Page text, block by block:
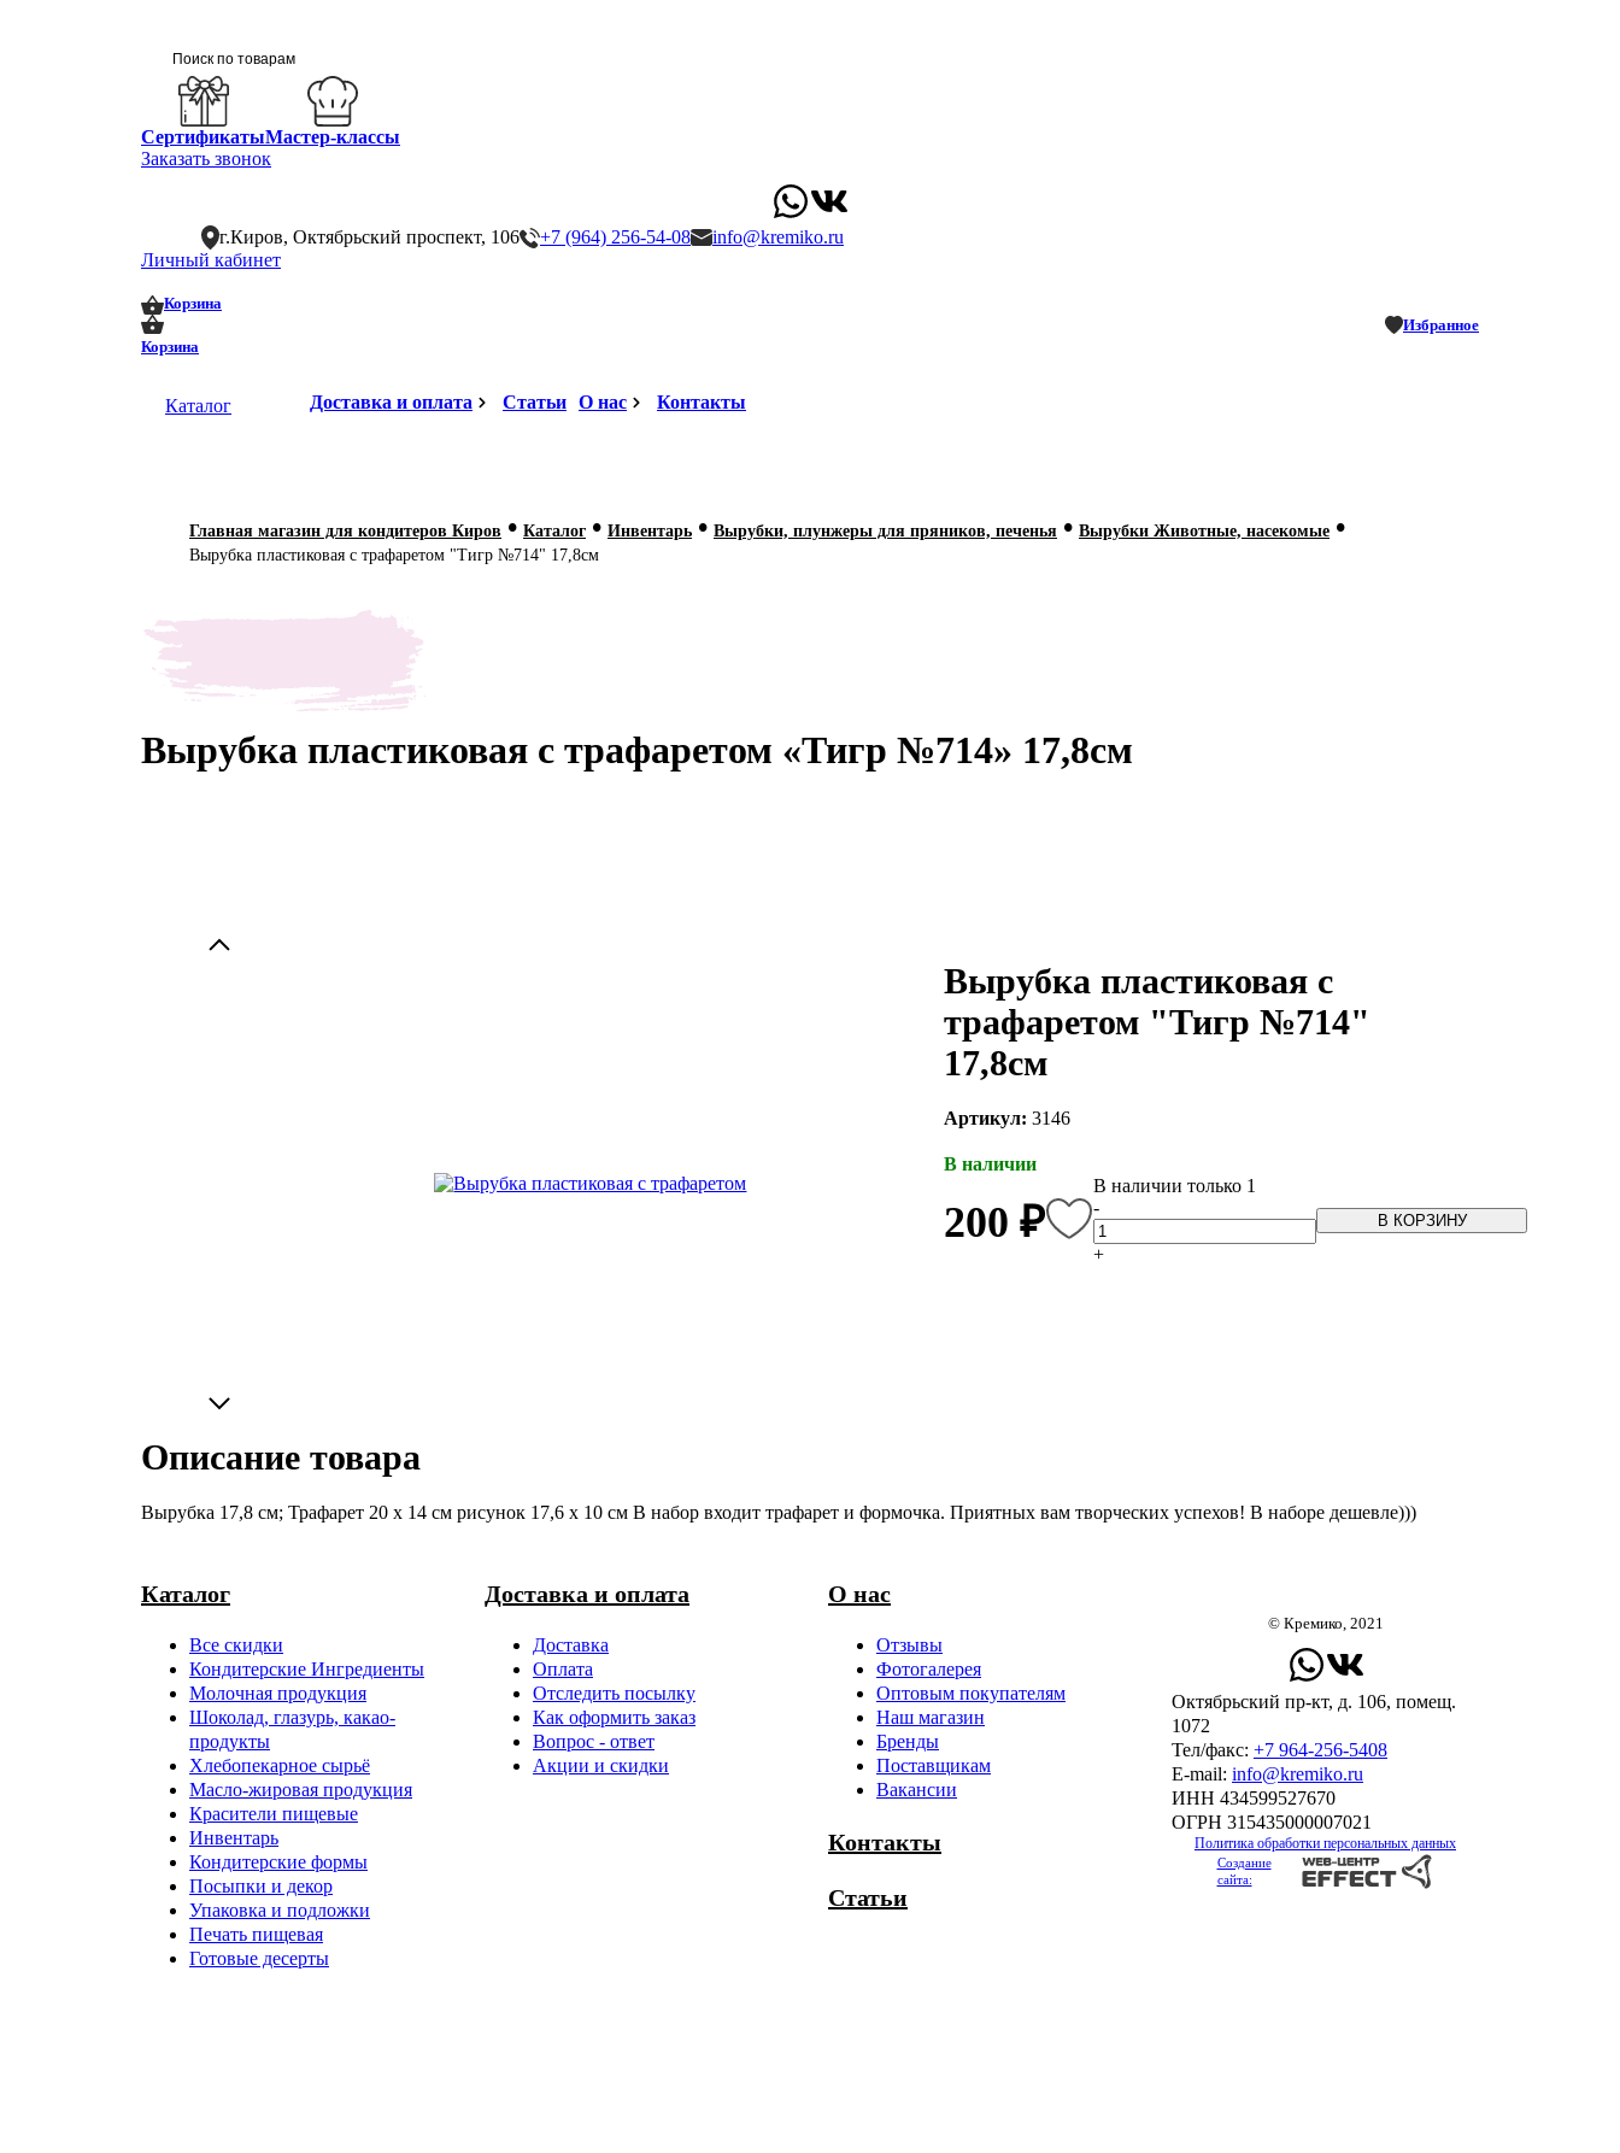
СертификатыМастер-классы
Заказать звонок
г.Киров, Октябрьский проспект, 106 +7 (964) 256-54-08
info@kremiko.ru
Личный кабинет
Корзина
Корзина
Избранное
Каталог Доставка и оплата Статьи О нас Контакты
Главная магазин для кондитеров Киров • Каталог • Инвентарь • Вырубки, плунжеры для пряников, печенья • Вырубки Животные, насекомые •
Вырубка пластиковая с трафаретом "Тигр №714" 17,8см
Вырубка пластиковая с трафаретом «Тигр №714» 17,8см
Вырубка пластиковая с
трафаретом "Тигр №714"
17,8см
Артикул: 3146
В наличии
200 ₽
В наличии только 1
-
+
В КОРЗИНУ
Описание товара
Вырубка 17,8 см; Трафарет 20 х 14 см рисунок 17,6 х 10 см В набор входит трафарет и формочка. Приятных вам творческих успехов! В наборе дешевле)))
Каталог
Все скидки
Кондитерские Ингредиенты
Молочная продукция
Шоколад, глазурь, какао-
продукты
Хлебопекарное сырьё
Масло-жировая продукция
Красители пищевые
Инвентарь
Кондитерские формы
Посыпки и декор
Упаковка и подложки
Печать пищевая
Готовые десерты
Доставка и оплата
Доставка
Оплата
Отследить посылку
Как оформить заказ
Вопрос - ответ
Акции и скидки
О нас
Отзывы
Фотогалерея
Оптовым покупателям
Наш магазин
Бренды
Поставщикам
Вакансии
Контакты
Статьи
© Кремико, 2021
Октябрьский пр-кт, д. 106, помещ.
1072
Тел/факс: +7 964-256-5408
Е-mail: info@kremiko.ru
ИНН 434599527670
ОГРН 315435000007021
Политика обработки персональных данных
Создание
сайта: